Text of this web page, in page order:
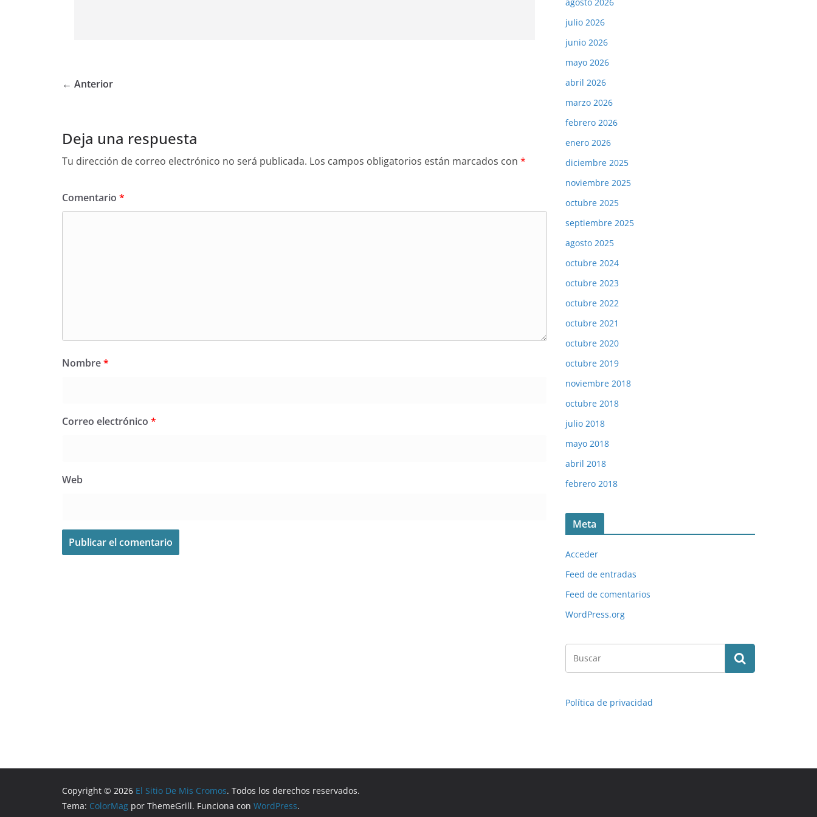
← Anterior
Deja una respuesta
Tu dirección de correo electrónico no será publicada. Los campos obligatorios están marcados con *
Comentario *
Nombre*
Correo electrónico *
Web
agosto 2026
julio 2026
junio 2026
mayo 2026
abril 2026
marzo 2026
febrero 2026
enero 2026
diciembre 2025
noviembre 2025
octubre 2025
septiembre 2025
agosto 2025
octubre 2024
octubre 2023
octubre 2022
octubre 2021
octubre 2020
octubre 2019
noviembre 2018
octubre 2018
julio 2018
mayo 2018
abril 2018
febrero 2018
Meta
Acceder
Feed de entradas
Feed de comentarios
WordPress.org
Política de privacidad
Copyright © 2026 El Sitio De Mis Cromos. Todos los derechos reservados.
Tema: ColorMag por ThemeGrill. Funciona con WordPress.